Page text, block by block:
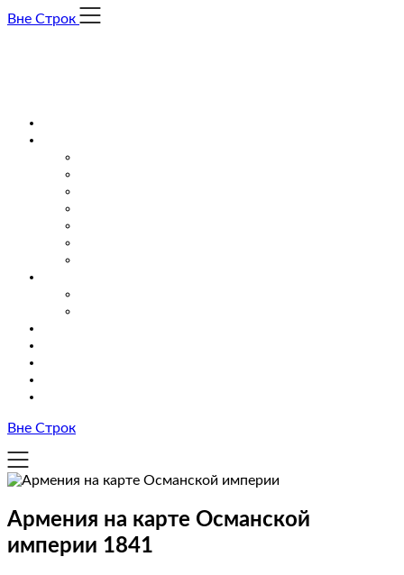
Skip
Вне Строк
Вне Строк
Армения на карте Османской
империи 1841